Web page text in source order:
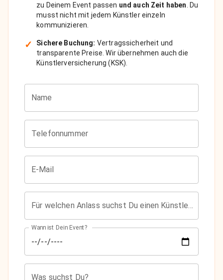
zu Deinem Event passen und auch Zeit haben . Du
musst nicht mit jedem Künstler einzeln
kommunizieren.
✓ Sichere Buchung: Vertragssicherheit und
transparente Preise. Wir übernehmen auch die
Künstlerversicherung (KSK).
Name
Telefonnummer
E-Mail
Für welchen Anlass suchst Du einen Künstler?
Wann ist Dein Event?
Was suchst Du?